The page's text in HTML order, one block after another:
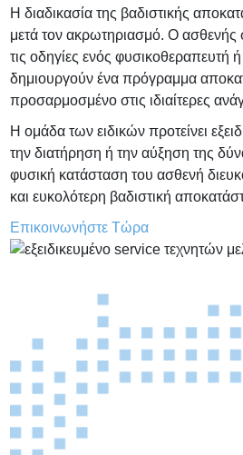
Η διαδικασία της βαδιστικής
μετά τον ακρωτηριασμό. Ο ασθενής
τις οδηγίες ενός φυσικοθεραπευτή
δημιουργούν ένα πρόγραμμα
προσαρμοσμένο στις ιδιαίτερες
Η ομάδα των ειδικών προτείνει
την διατήρηση ή την αύξηση της
φυσική κατάσταση του ασθενή
και ευκολότερη βαδιστική
Επικοινωνήστε Τώρα